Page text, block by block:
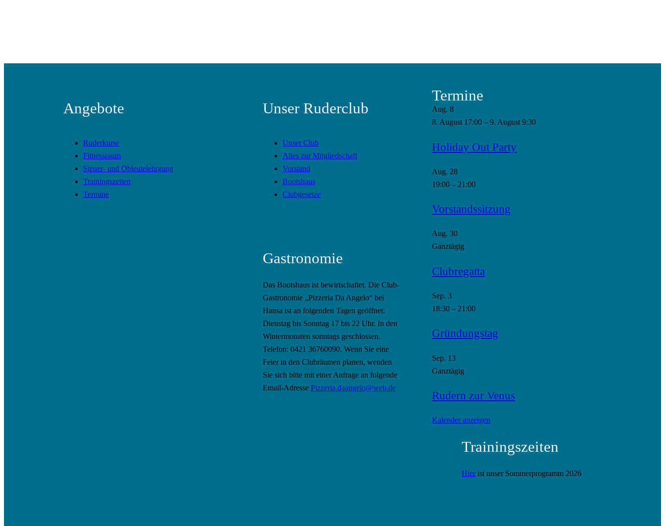
Angebote
Ruderkurse
Fitnessraum
Steuer- und Obleutelehrgang
Trainingszeiten
Termine
Unser Ruderclub
Unser Club
Alles zur Mitgliedschaft
Vorstand
Bootshaus
Clubgesetze
Gastronomie
Das Bootshaus ist bewirtschaftet. Die Club-
Gastronomie „Pizzeria Da Angelo“ bei
Hansa ist an folgenden Tagen geöffnet:
Dienstag bis Sonntag 17 bis 22 Uhr. In den
Wintermonaten sonntags geschlossen.
Telefon: 0421 36760090. Wenn Sie eine
Feier in den Clubräumen planen, wenden
Sie sich bitte mit einer Anfrage an folgende
Email-Adresse Pizzeria.daangelo@web.de
Termine
Aug.8
8. August 17:00 –9. August 9:30
Holiday Out Party
Aug. 28
19:00 – 21:00
Vorstandssitzung
Aug.30
Ganztägig
Clubregatta
Sep.3
18:30 – 21:00
Gründungstag
Sep. 13
Ganztägig
Rudern zur Venus
Kalender anzeigen
Trainingszeiten
Hier ist unser Sommerprogramm 2026